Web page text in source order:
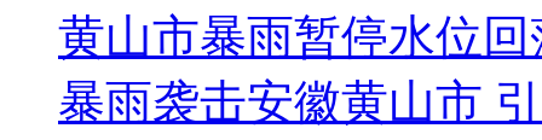
黄山市暴雨暂停水位
暴雨袭击安徽黄山市